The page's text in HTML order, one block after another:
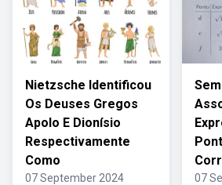
Nietzsche Identificou
Os Deuses Gregos
Apolo E Dionísio
Respectivamente
Como
07 September 2024 07